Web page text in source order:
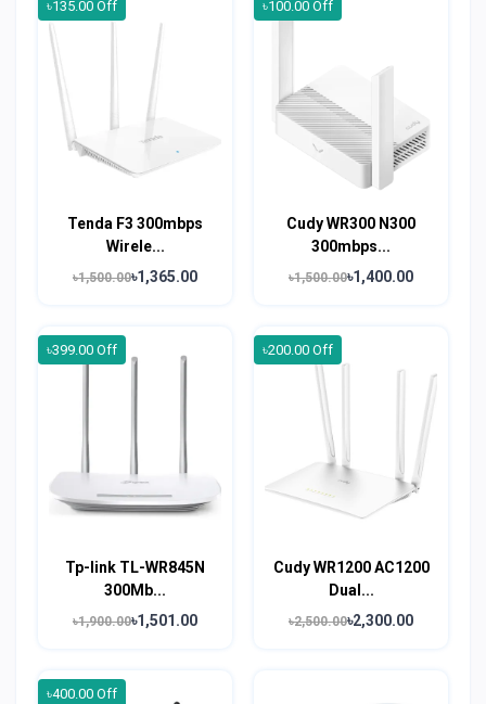
৳135.00 Off
Tenda F3 300mbps
Wirele...
৳1,500.00৳1,365.00
৳100.00 Off
Cudy WR300 N300
300mbps...
৳1,500.00৳1,400.00
৳399.00 Off
Tp-link TL-WR845N
300Mb...
৳1,900.00৳1,501.00
৳200.00 Off
Cudy WR1200 AC1200
Dual...
৳2,500.00৳2,300.00
৳400.00 Off